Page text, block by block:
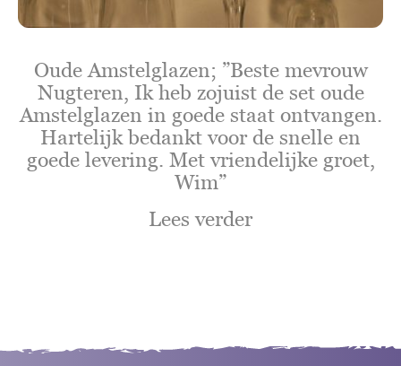
Oude Amstelglazen; ”Beste mevrouw
Nugteren, Ik heb zojuist de set oude
Amstelglazen in goede staat ontvangen.
Hartelijk bedankt voor de snelle en
goede levering. Met vriendelijke groet,
Wim”
Lees verder